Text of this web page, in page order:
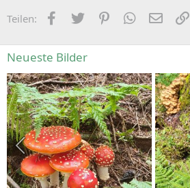
Teilen: FacebookZwitschernPinterestWhatsApp
E-Mail
Neueste Bilder